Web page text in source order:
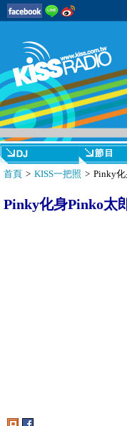
首頁 > KISS一把照 > Pinky
Pinky化身Pinko太